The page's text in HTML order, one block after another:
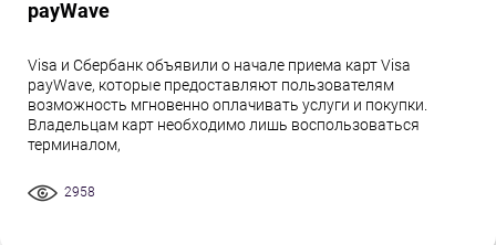
payWave
Visa и Сбербанк объявили о начале приема карт Visa
payWave, которые предоставляют пользователям
возможность мгновенно оплачивать услуги и покупки.
Владельцам карт необходимо лишь воспользоваться
терминалом,
2958